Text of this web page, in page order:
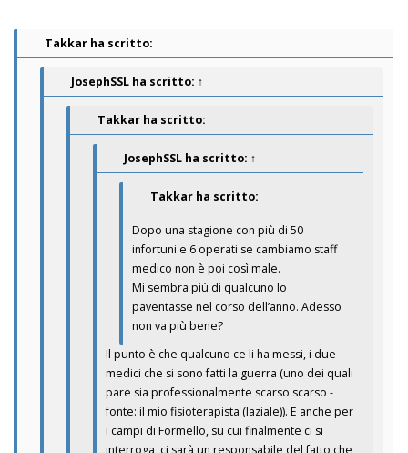
Takkar ha scritto:
JosephSSL ha scritto: ↑
Takkar ha scritto:
JosephSSL ha scritto: ↑
Takkar ha scritto:
Dopo una stagione con più di 50
infortuni e 6 operati se cambiamo staff
medico non è poi così male.
Mi sembra più di qualcuno lo
paventasse nel corso dell’anno. Adesso
non va più bene?
Il punto è che qualcuno ce li ha messi, i due
medici che si sono fatti la guerra (uno dei quali
pare sia professionalmente scarso scarso -
fonte: il mio fisioterapista (laziale)). E anche per
i campi di Formello, su cui finalmente ci si
interroga, ci sarà un responsabile del fatto che